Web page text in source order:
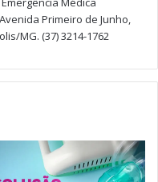
pode ser capaz de
tipos de células
da inflamação e
[1]. Paralelamente a
a correlação entre
no controle da
Primeiro de Junho,
MG. (37) 3214-1762